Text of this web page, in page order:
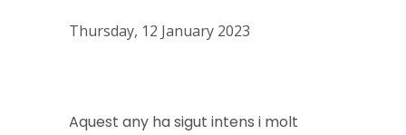
Thursday, 12 January 2023
Aquest any ha sigut intens i molt